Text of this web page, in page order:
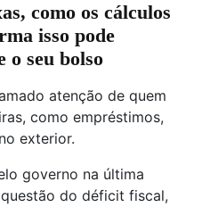
como os cálculos
isso pode
o seu bolso
atenção de quem
como empréstimos,
exterior.
governo na última
do déficit fiscal,